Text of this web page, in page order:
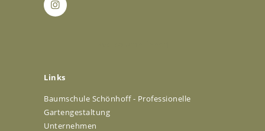
Links
Baumschule Schönhoff - Professionelle
Gartengestaltung
Unternehmen